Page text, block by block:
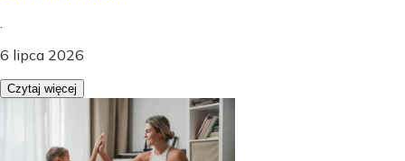
6 lipca 2026
Czytaj więcej